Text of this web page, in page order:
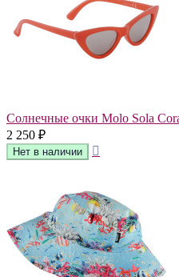
Солнечные очки Molo Sola
2 250 ₽